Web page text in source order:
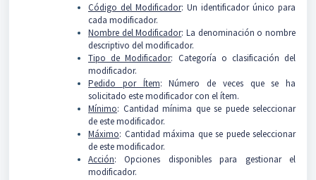
Código del Modificador: Un identificador único para
cada modificador.
Nombre del Modificador: La denominación o nombre
descriptivo del modificador.
Tipo de Modificador: Categoría o clasificación del
modificador.
Pedido por Ítem: Número de veces que se ha
solicitado este modificador con el ítem.
Mínimo: Cantidad mínima que se puede seleccionar
de este modificador.
Máximo: Cantidad máxima que se puede seleccionar
de este modificador.
Acción: Opciones disponibles para gestionar el
modificador.